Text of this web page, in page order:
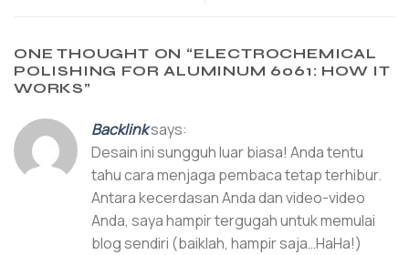
ONE THOUGHT ON “ELECTROCHEMICAL
POLISHING FOR ALUMINUM 6061: HOW IT
WORKS”
Backlinksays:
Desain ini sungguh luar biasa! Anda tentu
tahu cara menjaga pembaca tetap terhibur.
Antara kecerdasan Anda dan video-video
Anda, saya hampir tergugah untuk memulai
blog sendiri (baiklah, hampir saja…HaHa!)